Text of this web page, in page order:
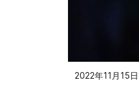
2022年11月15